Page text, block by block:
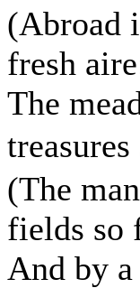
(Abroad
fresh
The
(The
fields so
And by